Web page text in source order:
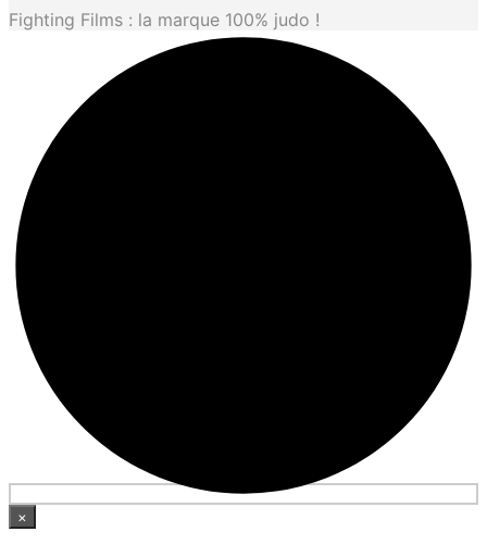
Fighting Films : la marque 100% judo !
×